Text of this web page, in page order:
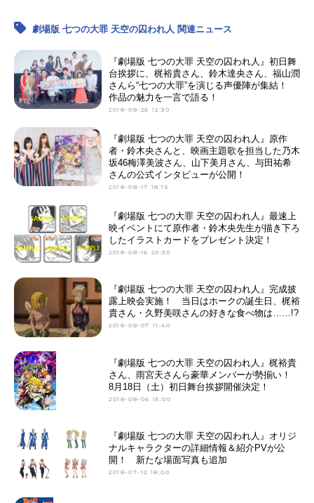
劇場版 七つの大罪 天空の囚われ人 関連ニュース
『劇場版 七つの大罪 天空の囚われ人』初日舞
台挨拶に、梶裕貴さん、鈴木達央さん、福山潤
さんら“七つの大罪”を演じる声優陣が集結！
作品の魅力を一言で語る！
2018-08-26 12:30
『劇場版 七つの大罪 天空の囚われ人』原作
者・鈴木央さんと、映画主題歌を担当した乃木
坂46梅澤美波さん、山下美月さん、与田祐希
さんの公式インタビューが公開！
2018-08-17 18:15
『劇場版 七つの大罪 天空の囚われ人』最速上
映イベントにて原作者・鈴木央先生が描き下ろ
したイラストカードをプレゼント決定！
2018-08-16 20:30
『劇場版 七つの大罪 天空の囚われ人』完成披
露上映会実施！ 当日はホークの誕生日、梶裕
貴さん・久野美咲さんの好きな食べ物は……!?
2018-08-07 11:40
『劇場版 七つの大罪 天空の囚われ人』梶裕貴
さん、雨宮天さんら豪華メンバーが勢揃い！
8月18日（土）初日舞台挨拶開催決定！
2018-08-06 15:00
『劇場版 七つの大罪 天空の囚われ人』オリジ
ナルキャラクターの詳細情報＆紹介PVが公
開！ 新たな場面写真も追加
2018-07-12 18:00